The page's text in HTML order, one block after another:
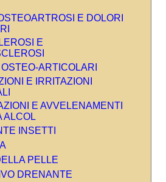
E DOLORI
E
OSTEO-ARTICOLARI
E IRRITAZIONI
E AVVELENAMENTI
ALCOL
INSETTI
PELLE
DRENANTE